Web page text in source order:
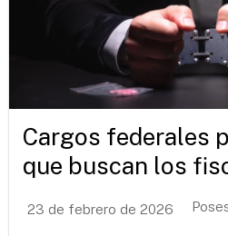
Cargos federales
que buscan los
23 de febrero de 2026